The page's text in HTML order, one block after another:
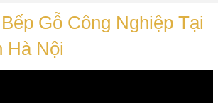
Gỗ Công Nghiệp Tại
Hà Nội